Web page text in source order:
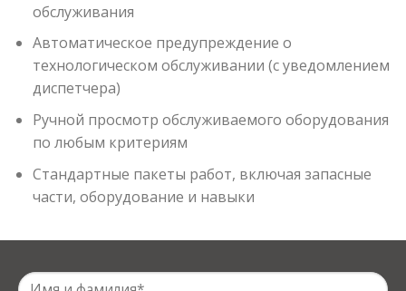
обслуживания
Автоматическое предупреждение о
технологическом обслуживании (с уведомлением
диспетчера)
Ручной просмотр обслуживаемого оборудования
по любым критериям
Стандартные пакеты работ, включая запасные
части, оборудование и навыки